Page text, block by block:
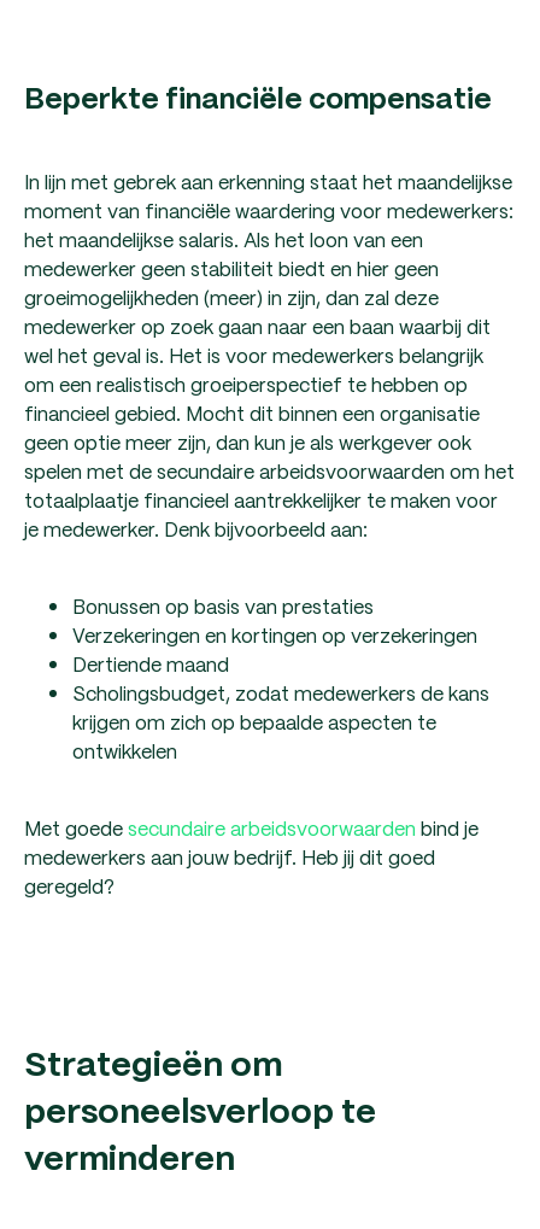
Beperkte financiële compensatie
In lijn met gebrek aan erkenning staat het maandelijkse
moment van financiële waardering voor medewerkers:
het maandelijkse salaris. Als het loon van een
medewerker geen stabiliteit biedt en hier geen
groeimogelijkheden (meer) in zijn, dan zal deze
medewerker op zoek gaan naar een baan waarbij dit
wel het geval is. Het is voor medewerkers belangrijk
om een realistisch groeiperspectief te hebben op
financieel gebied. Mocht dit binnen een organisatie
geen optie meer zijn, dan kun je als werkgever ook
spelen met de secundaire arbeidsvoorwaarden om het
totaalplaatje financieel aantrekkelijker te maken voor
je medewerker. Denk bijvoorbeeld aan:
Bonussen op basis van prestaties
Verzekeringen en kortingen op verzekeringen
Dertiende maand
Scholingsbudget, zodat medewerkers de kans
krijgen om zich op bepaalde aspecten te
ontwikkelen
Met goedesecundaire arbeidsvoorwaarden bind je
medewerkers aan jouw bedrijf. Heb jij dit goed
geregeld?
Strategieën om
personeelsverloop te
verminderen